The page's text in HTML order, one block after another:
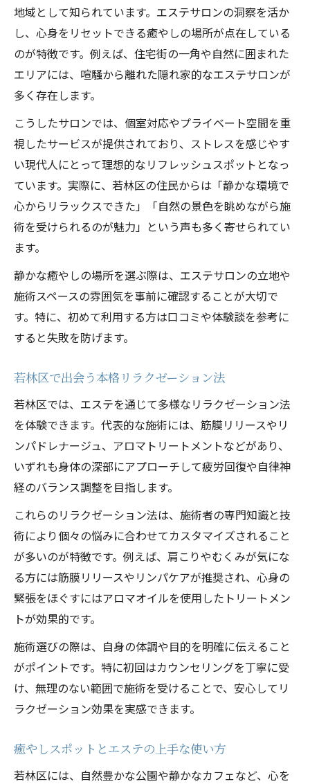
地域として知られています。エステサロンの洞察を活か
し、心身をリセットできる癒やしの場所が点在している
のが特徴です。例えば、住宅街の一角や自然に囲まれた
エリアには、喧騒から離れた隠れ家的なエステサロンが
多く存在します。
こうしたサロンでは、個室対応やプライベート空間を重
視したサービスが提供されており、ストレスを感じやす
い現代人にとって理想的なリフレッシュスポットとなっ
ています。実際に、若林区の住民からは「静かな環境で
心からリラックスできた」「自然の景色を眺めながら施
術を受けられるのが魅力」という声も多く寄せられてい
ます。
静かな癒やしの場所を選ぶ際は、エステサロンの立地や
施術スペースの雰囲気を事前に確認することが大切で
す。特に、初めて利用する方は口コミや体験談を参考に
すると失敗を防げます。
若林区で出会う本格リラクゼーション法
若林区では、エステを通じて多様なリラクゼーション法
を体験できます。代表的な施術には、筋膜リリースやリ
ンパドレナージュ、アロマトリートメントなどがあり、
いずれも身体の深部にアプローチして疲労回復や自律神
経のバランス調整を目指します。
これらのリラクゼーション法は、施術者の専門知識と技
術により個々の悩みに合わせてカスタマイズされること
が多いのが特徴です。例えば、肩こりやむくみが気にな
る方には筋膜リリースやリンパケアが推奨され、心身の
緊張をほぐすにはアロマオイルを使用したトリートメン
トが効果的です。
施術選びの際は、自身の体調や目的を明確に伝えること
がポイントです。特に初回はカウンセリングを丁寧に受
け、無理のない範囲で施術を受けることで、安心してリ
ラクゼーション効果を実感できます。
癒やしスポットとエステの上手な使い方
若林区には、自然豊かな公園や静かなカフェなど、心を